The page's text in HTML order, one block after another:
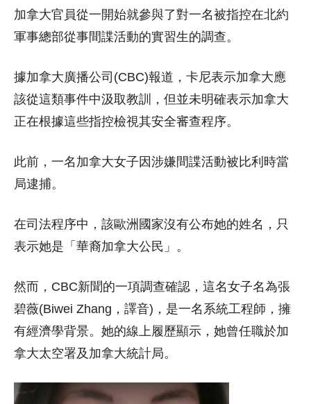
加拿大官員從一開始就參與了對一名被指控在北約
軍事總部從事間諜活動的實習生的調查。
據加拿大廣播公司(CBC)報道，卡尼表示加拿大應
該從這類事件中汲取教訓，但並未明確表示加拿大
正在根據這些指控檢視其安全審查程序。
此前，一名加拿大女子因涉嫌間諜活動被比利時當
局逮捕。
在司法程序中，該歐洲國家沒有公布她的姓名，只
表示她是「華裔加拿大公民」。
然而，CBC新聞的一項調查確認，這名女子名為張
碧薇(Biwei Zhang，譯音)，是一名系統工程師，擁
有經濟學背景。她的線上履歷顯示，她曾任職於加
拿大太空署及加拿大統計局。